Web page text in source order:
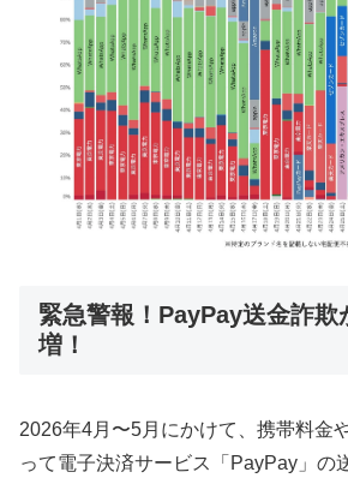
緊急警報！PayPay送金詐欺
増！
2026年4月〜5月にかけて、携帯料金
って電子決済サービス「PayPay」の